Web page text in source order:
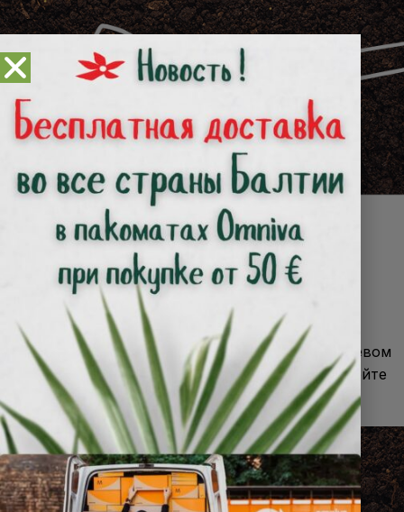
Посев
Внесите в почву на глубину 5-10 см перед посевом
культуры или в руководство по посеву и посейте
семена прямо на препарат.